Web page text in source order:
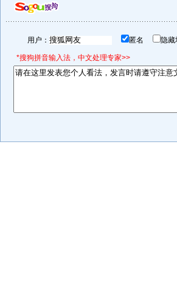
用户： 匿名 隐
*搜狗拼音输入法，中文处理专家>>